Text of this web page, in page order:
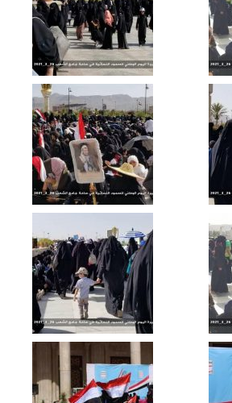
مجاهدو الجيش وللجان
على أعتاب العام الثامن من
رسائل مجاهدو الجيش وللجان
على أعتاب العام الثامن من
موعدنا | شرف الذيفاني & زكريا
نشيد جاءك النصر | فرقة أنصار الله –
نشيد | لن نستسلم – فرقة أنصار الله